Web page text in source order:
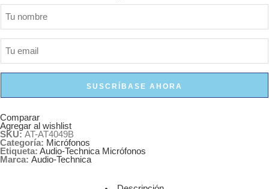
SUSCRÍBASE AHORA
Comparar
Agregar al wishlist
SKU: AT-AT4049B
Categoría: Micrófonos
Etiqueta: Audio-Technica Micrófonos
Marca: Audio-Technica